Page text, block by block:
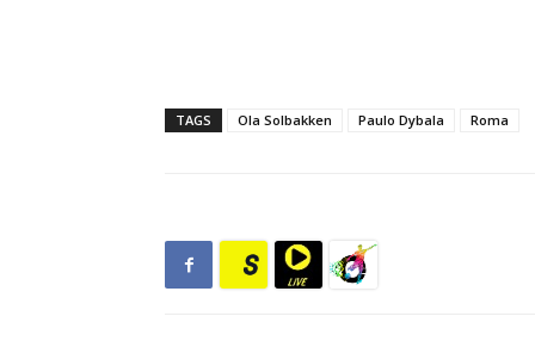
TAGS Ola Solbakken Paulo Dybala Roma